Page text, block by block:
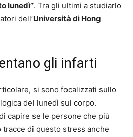
lunedì”. Tra gli ultimi a studiarlo
dell’Università di Hong
gli infarti
si sono focalizzati sullo
del lunedì sul corpo.
capire se le persone che più
di questo stress anche